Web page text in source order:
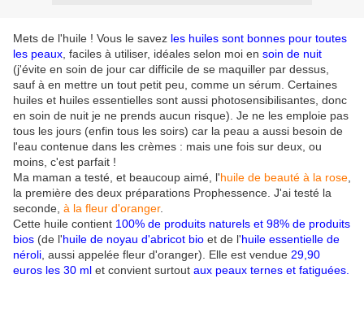
Mets de l'huile ! Vous le savez les huiles sont bonnes pour toutes
les peaux , faciles à utiliser, idéales selon moi en soin de nuit
(j'évite en soin de jour car difficile de se maquiller par dessus,
sauf à en mettre un tout petit peu, comme un sérum. Certaines
huiles et huiles essentielles sont aussi photosensibilisantes, donc
en soin de nuit je ne prends aucun risque). Je ne les emploie pas
tous les jours (enfin tous les soirs) car la peau a aussi besoin de
l'eau contenue dans les crèmes : mais une fois sur deux, ou
moins, c'est parfait !
Ma maman a testé, et beaucoup aimé, l'huile de beauté à la rose
la première des deux préparations Prophessence. J'ai testé la
seconde, à la fleur d'oranger.
Cette huile contient 100% de produits naturels et 98% de produits
bios (de l'huile de noyau d'abricot bio et de l'huile essentielle de
néroli , aussi appelée fleur d'oranger). Elle est vendue 29,90
euros les 30 ml et convient surtout aux peaux ternes et fatiguées.